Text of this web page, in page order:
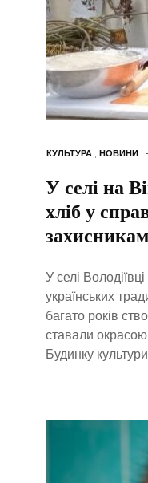
КУЛЬТУРА НОВИНИ
У селі на
хліб у
захисникам
У селі
українських
багато років
ставали
Будинку